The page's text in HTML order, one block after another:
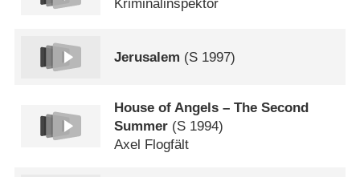
Kriminalinspektor
Jerusalem (S 1997)
House of Angels – The Second
Summer (S 1994)
Axel Flogfält